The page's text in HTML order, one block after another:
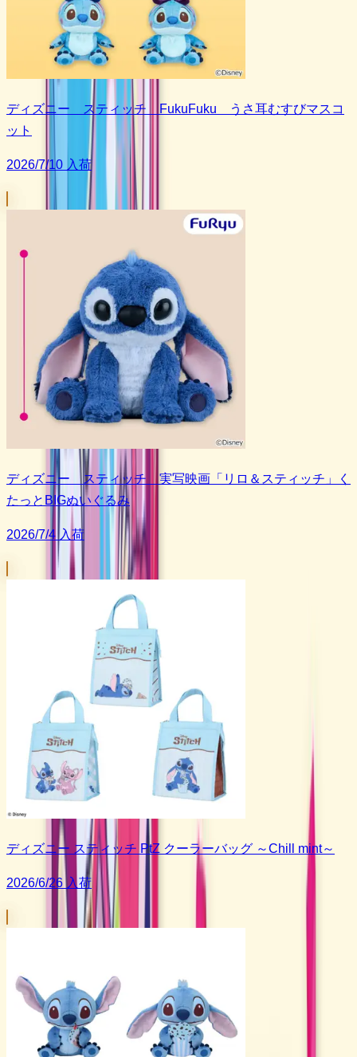
ディズニー スティッチ FukuFuku うさ耳むすびマスコ
ット
2026/7/10 入荷
ディズニー スティッチ 実写映画「リロ＆スティッチ」く
たっとBIGぬいぐるみ
2026/7/4 入荷
ディズニー スティッチ PtZ クーラーバッグ ～Chill mint～
2026/6/26 入荷